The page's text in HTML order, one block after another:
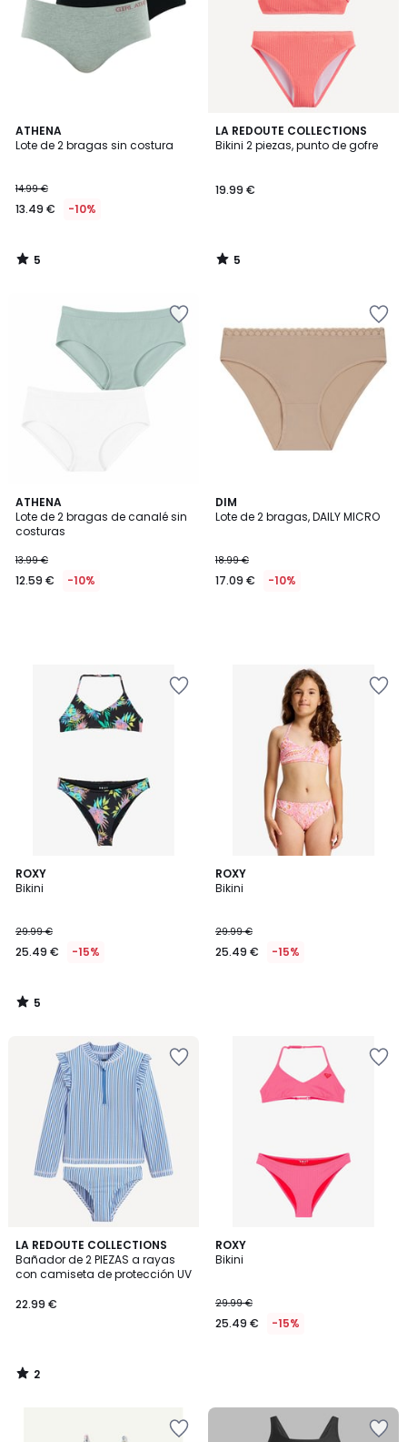
ATHENA
Lote de 2 bragas sin costura
14.99 €
13.49 € -10%
5
/
5
/
LA REDOUTE COLLECTIONS
Bikini 2 piezas, punto de gofre
19.99 €
5
/
5
/
ATHENA
Lote de 2 bragas de canalé sin
costuras
13.99 €
12.59 € -10%
DIM
Lote de 2 bragas, DAILY MICRO
18.99 €
17.09 € -10%
ROXY
Bikini
29.99 €
25.49 € -15%
5
/
5
/
ROXY
Bikini
29.99 €
25.49 € -15%
LA REDOUTE COLLECTIONS
Bañador de 2 PIEZAS a rayas
con camiseta de protección UV
22.99 €
2
/
5
2
/
ROXY
Bikini
29.99 €
25.49 € -15%